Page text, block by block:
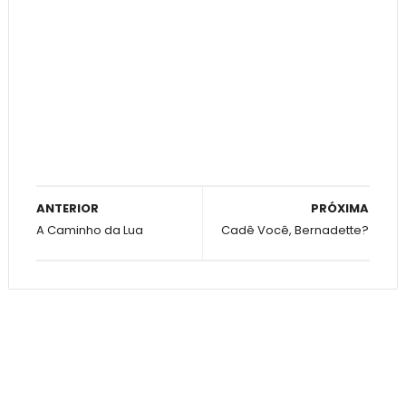
PRÓXIMA
Cadê Você, Bernadette?
ANTERIOR
A Caminho da Lua